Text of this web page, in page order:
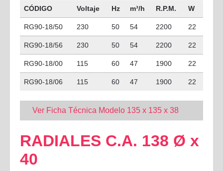
CÓDIGO Voltaje Hz m³/h R.P.M. W
RG90-18/50 230 50 54 2200 22
RG90-18/56 230 50 54 2200 22
RG90-18/00 115 60 47 1900 22
RG90-18/06 115 60 47 1900 22
Ver Ficha Técnica Modelo 135 x 135 x 38
RADIALES C.A. 138 Ø x
40